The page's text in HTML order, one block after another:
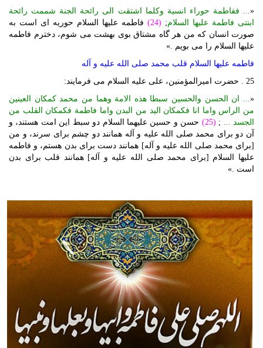
« ... ففاطمة حوراء انسیة وکلما اشتقت الی رائحة الجنة شممت رائحة
ابنتی فاطمة علیها السلام;
(24)
فاطمه علیها السلام حوریه ای است به
صورت انسان که من هر گاه مشتاق بوی بهشت می شوم، دخترم فاطمه
علیها السلام را می بویم .»
فاطمه علیها السلام قلب محمد صلی الله علیه و آله
25 . حضرت امیرالمؤمنین، علی علیه السلام می فرمایند:
« ... ان الحسن والحسین سبطا هذه الامة وهما من محمد کمکان العینین
من الراس واما انا فکمکان الید من البدن واما فاطمة فکمکان القلب من
الجسد ...
;
(25)
حسن و حسین علیهما السلام دو سبط این امت هستند، و
آن دو برای محمد صلی الله علیه و آله همانند دو چشم برای سرند، و من
[برای محمد صلی الله علیه و آله] همانند دست برای بدن هستم، و فاطمه
علیها السلام [برای محمد صلی الله علیه و آله] همانند قلب برای بدن
است .»